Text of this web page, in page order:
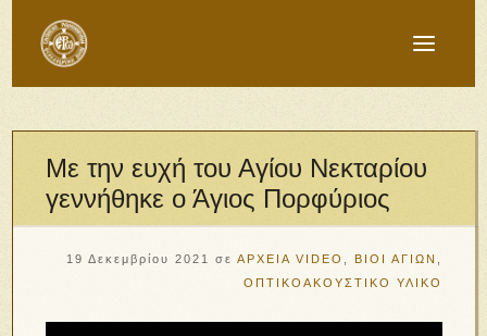
Με την ευχή του Αγίου Νεκταρίου
γεννήθηκε ο Άγιος Πορφύριος
19 Δεκεμβρίου 2021 σε ΑΡΧΕΙΑ VIDEO ΒΙΟΙ ΑΓΙΩΝ
ΟΠΤΙΚΟΑΚΟΥΣΤΙΚΟ ΥΛΙΚΟ